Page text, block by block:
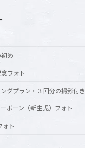
め
フォト
グプラン・３回分の撮影付き
ボーン（新生児）フォト
ォト